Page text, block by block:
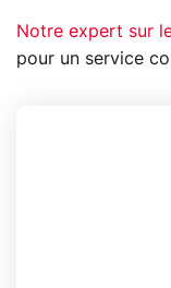
Notre expert sur
pour un service